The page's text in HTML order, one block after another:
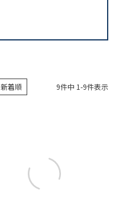
新着順 9件中 1-9件表示